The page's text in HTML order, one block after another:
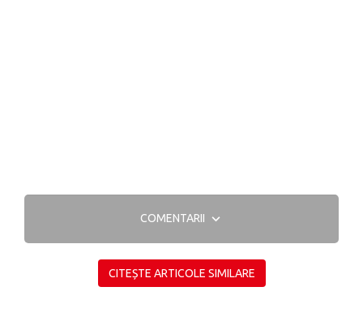
COMENTARII
CITEȘTE ARTICOLE SIMILARE